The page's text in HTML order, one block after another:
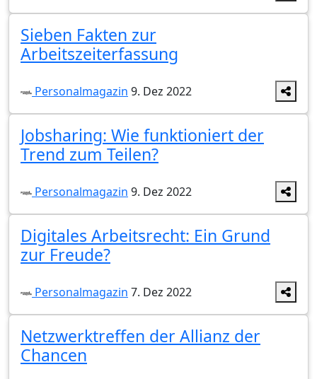
Sieben Fakten zur
Arbeitszeiterfassung
Personalmagazin 9. Dez 2022
Jobsharing: Wie funktioniert der
Trend zum Teilen?
Personalmagazin 9. Dez 2022
Digitales Arbeitsrecht: Ein Grund
zur Freude?
Personalmagazin 7. Dez 2022
Netzwerktreffen der Allianz der
Chancen